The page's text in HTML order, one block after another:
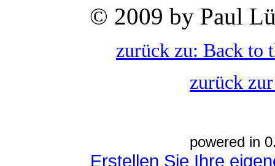
© 2009 by Paul
zurück zu: Back to
zurück
powered in
Erstellen Sie Ihre